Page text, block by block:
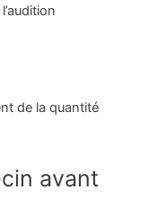
de la quantité
avant